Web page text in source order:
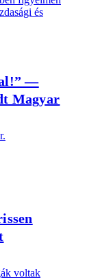
és
—
Magyar
voltak